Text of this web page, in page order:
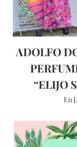
ADOLFO
“ELIJO
En